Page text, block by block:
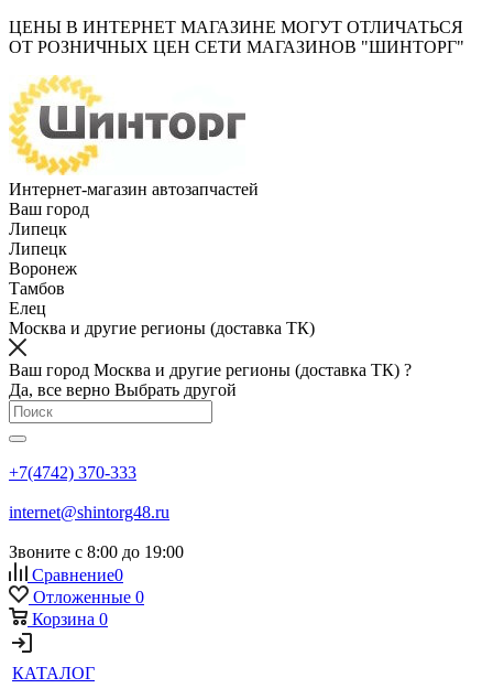
ЦЕНЫ В ИНТЕРНЕТ МАГАЗИНЕ МОГУТ ОТЛИЧАТЬСЯ
ОТ РОЗНИЧНЫХ ЦЕН СЕТИ МАГАЗИНОВ "ШИНТОРГ"
Интернет-магазин автозапчастей
Ваш город
Липецк
Липецк
Воронеж
Тамбов
Елец
Москва и другие регионы (доставка ТК)
Ваш город Москва и другие регионы (доставка ТК) ?
Да, все верно Выбрать другой
+7(4742) 370-333
internet@shintorg48.ru
Звоните с 8:00 до 19:00
Сравнение0
Отложенные 0
Корзина 0
КАТАЛОГ